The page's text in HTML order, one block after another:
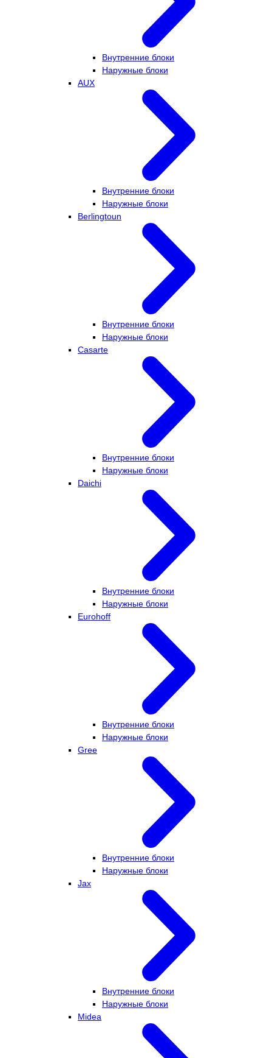
Внутренние блоки
Наружные блоки
AUX
Внутренние блоки
Наружные блоки
Berlingtoun
Внутренние блоки
Наружные блоки
Casarte
Внутренние блоки
Наружные блоки
Daichi
Внутренние блоки
Наружные блоки
Eurohoff
Внутренние блоки
Наружные блоки
Gree
Внутренние блоки
Наружные блоки
Jax
Внутренние блоки
Наружные блоки
Midea